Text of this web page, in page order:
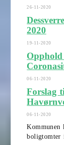
26-11-2020
2020
19-11-2020
Opphold
06-11-2020
Forslag
06-11-2020
boligtomter